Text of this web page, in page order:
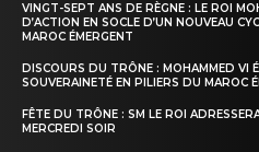
S'ABONNER
VINGT-SEPT ANS DE RÈGNE : LE ROI
D’ACTION EN SOCLE D’UN NOUVEAU
MAROC ÉMERGENT
DISCOURS DU TRÔNE : MOHAMMED VI
SOUVERAINETÉ EN PILIERS DU MAROC
FÊTE DU TRÔNE : SM LE ROI
MERCREDI SOIR